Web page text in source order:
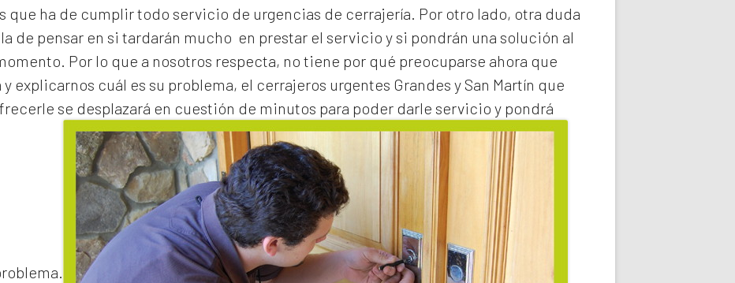
que ha de cumplir todo servicio de urgencias de cerrajería. Por otro lado, otra duda
de pensar en si tardarán mucho en prestar el servicio y si pondrán una solución al
Por lo que a nosotros respecta, no tiene por qué preocuparse ahora que
explicarnos cuál es su problema, el cerrajeros urgentes Grandes y San Martín que
se desplazará en cuestión de minutos para poder darle servicio y pondrá